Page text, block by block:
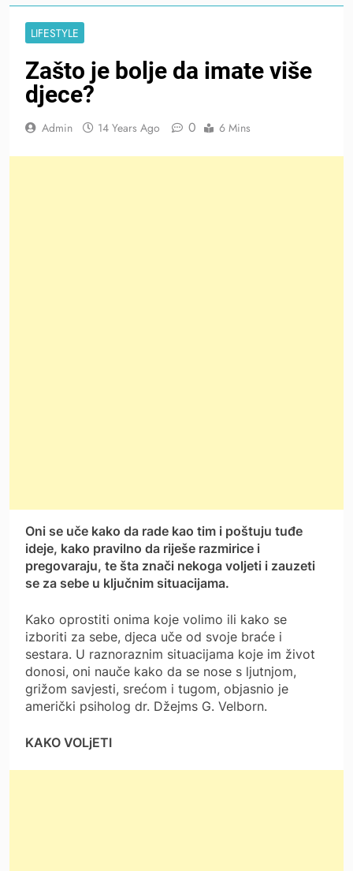
LIFESTYLE
Zašto je bolje da imate više
djece?
Admin 14 Years Ago 0 6 Mins
Oni se uče kako da rade kao tim i poštuju tuđe
ideje, kako pravilno da riješe razmirice i
pregovaraju, te šta znači nekoga voljeti i zauzeti
se za sebe u ključnim situacijama.
Kako oprostiti onima koje volimo ili kako se
izboriti za sebe, djeca uče od svoje braće i
sestara. U raznoraznim situacijama koje im život
donosi, oni nauče kako da se nose s ljutnjom,
grižom savjesti, srećom i tugom, objasnio je
američki psiholog dr. Džejms G. Velborn.
KAKO VOLjETI